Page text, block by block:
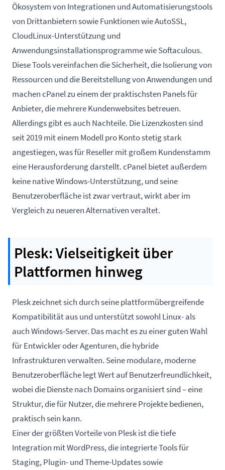
Ökosystem von Integrationen und Automatisierungstools
von Drittanbietern sowie Funktionen wie AutoSSL,
CloudLinux-Unterstützung und
Anwendungsinstallationsprogramme wie Softaculous.
Diese Tools vereinfachen die Sicherheit, die Isolierung von
Ressourcen und die Bereitstellung von Anwendungen und
machen cPanel zu einem der praktischsten Panels für
Anbieter, die mehrere Kundenwebsites betreuen.
Allerdings gibt es auch Nachteile. Die Lizenzkosten sind
seit 2019 mit einem Modell pro Konto stetig stark
angestiegen, was für Reseller mit großem Kundenstamm
eine Herausforderung darstellt. cPanel bietet außerdem
keine native Windows-Unterstützung, und seine
Benutzeroberfläche ist zwar vertraut, wirkt aber im
Vergleich zu neueren Alternativen veraltet.
Plesk: Vielseitigkeit über
Plattformen hinweg
Pleskzeichnet sich durch seine plattformübergreifende
Kompatibilität aus und unterstützt sowohl Linux- als
auch Windows-Server. Das macht es zu einer guten Wahl
für Entwickler oder Agenturen, die hybride
Infrastrukturen verwalten. Seine modulare, moderne
Benutzeroberfläche legt Wert auf Benutzerfreundlichkeit,
wobei die Dienste nach Domains organisiert sind – eine
Struktur, die für Nutzer, die mehrere Projekte bedienen,
praktisch sein kann.
Einer der größten Vorteile von Plesk ist die tiefe
Integration mit WordPress, die integrierte Tools für
Staging, Plugin- und Theme-Updates sowie